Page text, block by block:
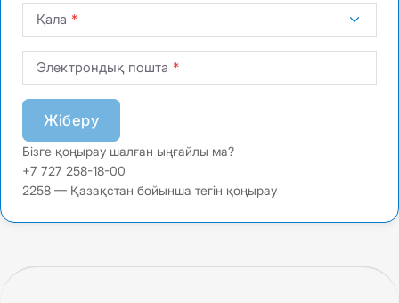
Қала
Электрондық пошта
Жіберу
Бізге қоңырау шалған ыңғайлы ма?
+7 727 258-18-00
2258 — Қазақстан бойынша тегін қоңырау